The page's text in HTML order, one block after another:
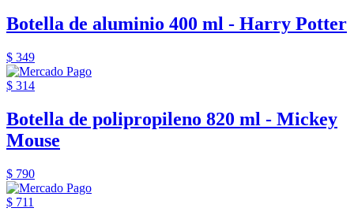
Botella de aluminio 400 ml - Harry Potter
$ 349
$ 314
Botella de polipropileno 820 ml - Mickey
Mouse
$ 790
$ 711